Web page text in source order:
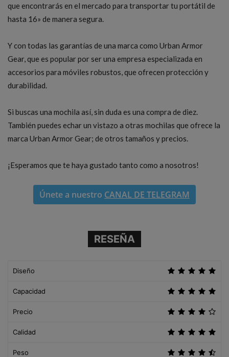
que encontrarás en el mercado para transportar tu portátil de
hasta 16» de manera segura.
Y con todas las garantías de una marca como Urban Armor
Gear, que es popular por ser una empresa especializada en
accesorios para móviles robustos, que ofrecen protección y
durabilidad.
Si buscas una mochila así, sin duda es una compra de diez.
También puedes echar un vistazo a otras mochilas que ofrece la
marca Urban Armor Gear; de otros tamaños y precios.
¡Esperamos que te haya gustado tanto como a nosotros!
Únete a nuestro CANAL DE TELEGRAM
RESEÑA
Diseño
Capacidad
Precio
Calidad
Peso